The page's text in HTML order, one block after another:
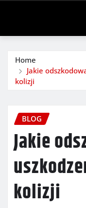
Home
Jakie
kolizji
BLOG
Jakie
kolizji